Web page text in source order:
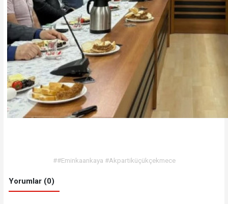
##Eminkaankaya #Akpartiküçükçekmece
Yorumlar (0)